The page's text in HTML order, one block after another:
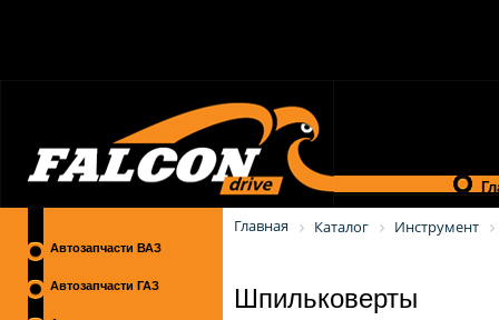
Автозапчасти ВАЗ
Автозапчасти ГАЗ
Главная Каталог Инструмент
Шпильковерты